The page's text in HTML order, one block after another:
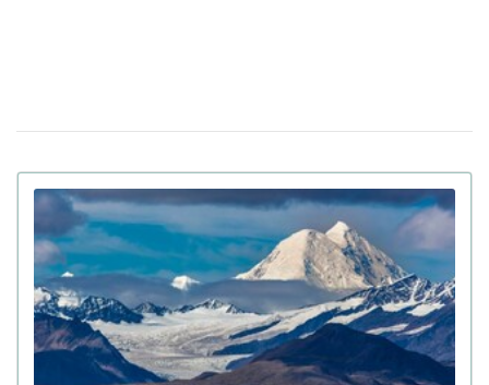
задекларировал работник Бучанского ТЦК
27 марта 17:08 Боролась за право уйти из жизни: в Испании
25-летней девушке провели эвтаназию из-за
депрессии
23 марта 10:14 Мир на грани голода из-за войны в Иране:
коллапс на рынке удобрений
20 марта 17:42 Украинские офицеры шокированы тактикой
союзников США на Ближнем Востоке: детали
Третья мировая уже началась: ее ключевые